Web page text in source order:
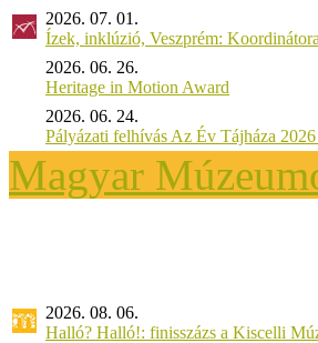
2026. 07. 01.
Ízek, inklúzió, Veszprém:
2026. 06. 26.
Heritage in Motion Award
2026. 06. 24.
Pályázati felhívás Az Év Tájháza
Magyar
2026. 08. 06.
Halló? Halló!: finisszázs a Kiscelli